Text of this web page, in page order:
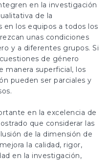
en la investigación
de la
en los equipos a todos los
unas condiciones
y a diferentes grupos. Si
de género
manera superficial, los
pueden ser parciales y
en la excelencia de
que considerar las
de la dimensión de
la calidad, rigor,
en la investigación,